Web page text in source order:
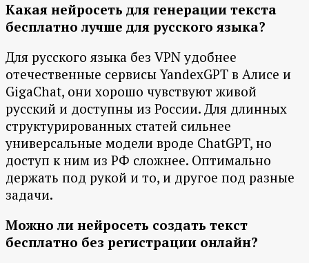
Какая нейросеть для генерации текста
бесплатно лучше для русского языка?
Для русского языка без VPN удобнее
отечественные сервисы YandexGPT в Алисе и
GigaChat, они хорошо чувствуют живой
русский и доступны из России. Для длинных
структурированных статей сильнее
универсальные модели вроде ChatGPT, но
доступ к ним из РФ сложнее. Оптимально
держать под рукой и то, и другое под разные
задачи.
Можно ли нейросеть создать текст
бесплатно без регистрации онлайн?